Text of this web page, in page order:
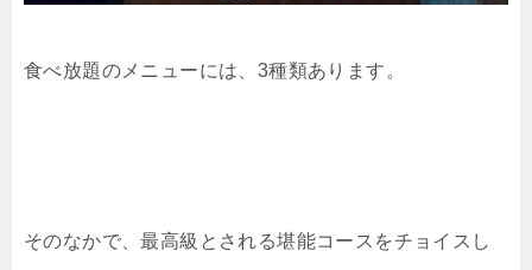
食べ放題のメニューには、3種類あります。
そのなかで、最高級とされる堪能コースをチョイスし